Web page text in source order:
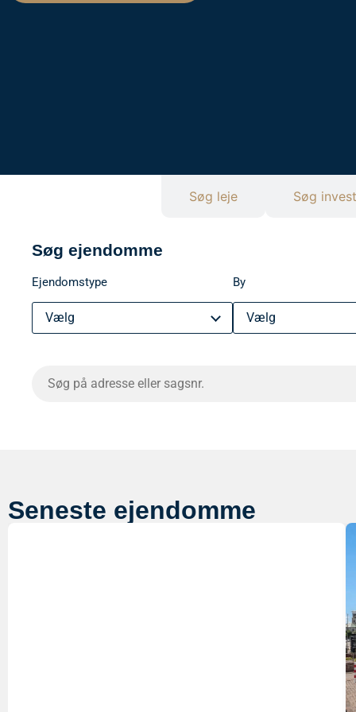
Søg leje Søg
Søg ejendomme
Ejendomstype
Vælg
By
Vælg
Seneste ejendomme